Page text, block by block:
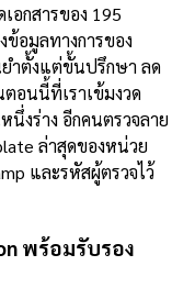
อกสารของ 195
อมูลทางการของ
ำตั้งแต่ขั้นปรึกษา ลด
ตอนนี้ที่เราเข้มงวด
งร่าง อีกคนตรวจลาย
ล่าสุดของหน่วย
และรหัสผู้ตรวจไว้
พร้อมรับรอง